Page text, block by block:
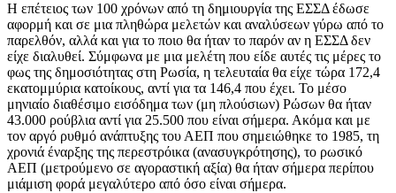
Η επέτειος των 100 χρόνων από τη δημιουργία της ΕΣΣΔ έδωσε
αφορμή και σε μια πληθώρα μελετών και αναλύσεων γύρω από το
παρελθόν, αλλά και για το ποιο θα ήταν το παρόν αν η ΕΣΣΔ δεν
είχε διαλυθεί. Σύμφωνα με μια μελέτη που είδε αυτές τις μέρες το
φως της δημοσιότητας στη Ρωσία, η τελευταία θα είχε τώρα 172,4
εκατομμύρια κατοίκους, αντί για τα 146,4 που έχει. Το μέσο
μηνιαίο διαθέσιμο εισόδημα των (μη πλούσιων) Ρώσων θα ήταν
43.000 ρούβλια αντί για 25.500 που είναι σήμερα. Ακόμα και με
τον αργό ρυθμό ανάπτυξης του ΑΕΠ που σημειώθηκε το 1985, τη
χρονιά έναρξης της περεστρόικα (ανασυγκρότησης), το ρωσικό
ΑΕΠ (μετρούμενο σε αγοραστική αξία) θα ήταν σήμερα περίπου
μιάμιση φορά μεγαλύτερο από όσο είναι σήμερα.